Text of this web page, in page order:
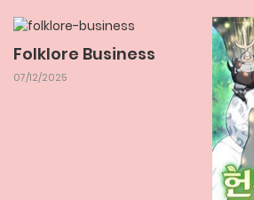
Chapter 28 31/12/2025
Folklore Business
07/12/2025